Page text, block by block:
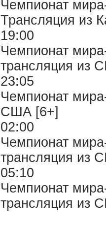
Чемпионат
Трансляция из
19:00
Чемпионат
трансляция из
23:05
Чемпионат
США [6+]
02:00
Чемпионат
трансляция из
05:10
Чемпионат
трансляция из